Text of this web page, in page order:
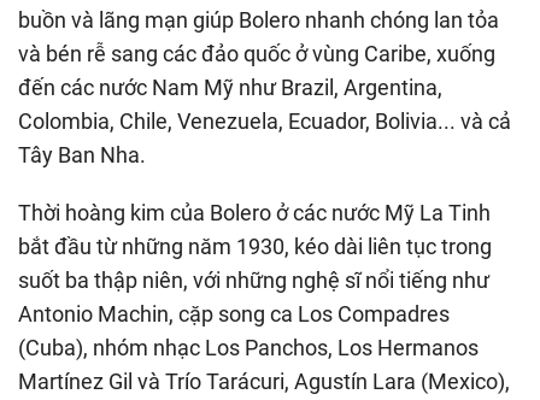
buồn và lãng mạn giúp Bolero nhanh chóng lan tỏa
và bén rễ sang các đảo quốc ở vùng Caribe, xuống
đến các nước Nam Mỹ như Brazil, Argentina,
Colombia, Chile, Venezuela, Ecuador, Bolivia... và cả
Tây Ban Nha.
Thời hoàng kim của Bolero ở các nước Mỹ La Tinh
bắt đầu từ những năm 1930, kéo dài liên tục trong
suốt ba thập niên, với những nghệ sĩ nổi tiếng như
Antonio Machin, cặp song ca Los Compadres
(Cuba), nhóm nhạc Los Panchos, Los Hermanos
Martínez Gil và Trío Tarácuri, Agustín Lara (Mexico),